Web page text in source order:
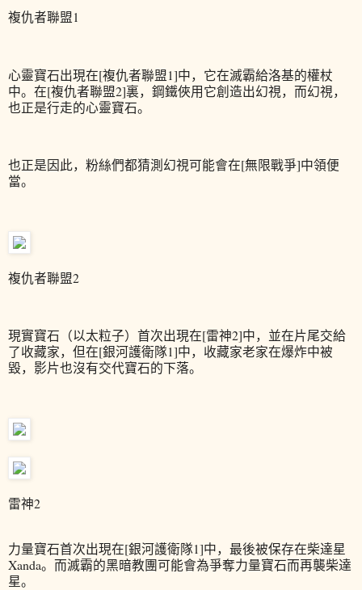
複仇者聯盟1
心靈寶石出現在[複仇者聯盟1]中，它在滅霸給洛基的權杖
中。在[複仇者聯盟2]裏，鋼鐵俠用它創造出幻視，而幻視，
也正是行走的心靈寶石。
也正是因此，粉絲們都猜測幻視可能會在[無限戰爭]中領便
當。
複仇者聯盟2
現實寶石（以太粒子）首次出現在[雷神2]中，並在片尾交給
了收藏家，但在[銀河護衛隊1]中，收藏家老家在爆炸中被
毀，影片也沒有交代寶石的下落。
雷神2
力量寶石首次出現在[銀河護衛隊1]中，最後被保存在柴達星
Xanda。而滅霸的黑暗教團可能會為爭奪力量寶石而再襲柴達
星。